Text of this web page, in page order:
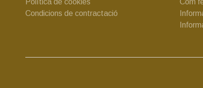
Condicions de contractació